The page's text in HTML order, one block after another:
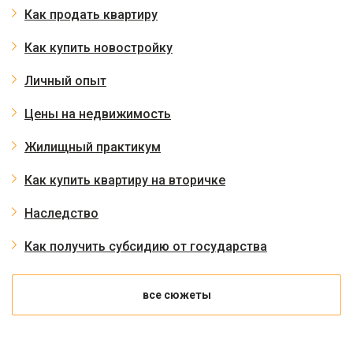
Как продать квартиру
Как купить новостройку
Личный опыт
Цены на недвижимость
Жилищный практикум
Как купить квартиру на вторичке
Наследство
Как получить субсидию от государства
все сюжеты